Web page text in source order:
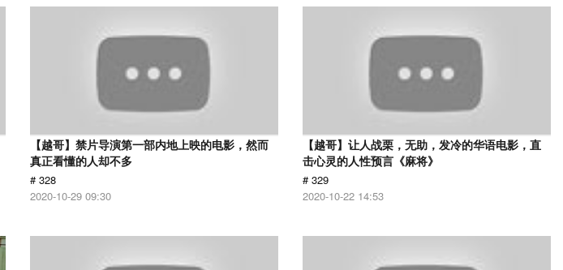
【越哥】禁片导演第一部内地上映的电影，然而
真正看懂的人却不多
# 328
2020-10-29 09:30
【越哥】让人战栗，无助，发冷的华语电影，直
击心灵的人性预言《麻将》
# 329
2020-10-22 14:53